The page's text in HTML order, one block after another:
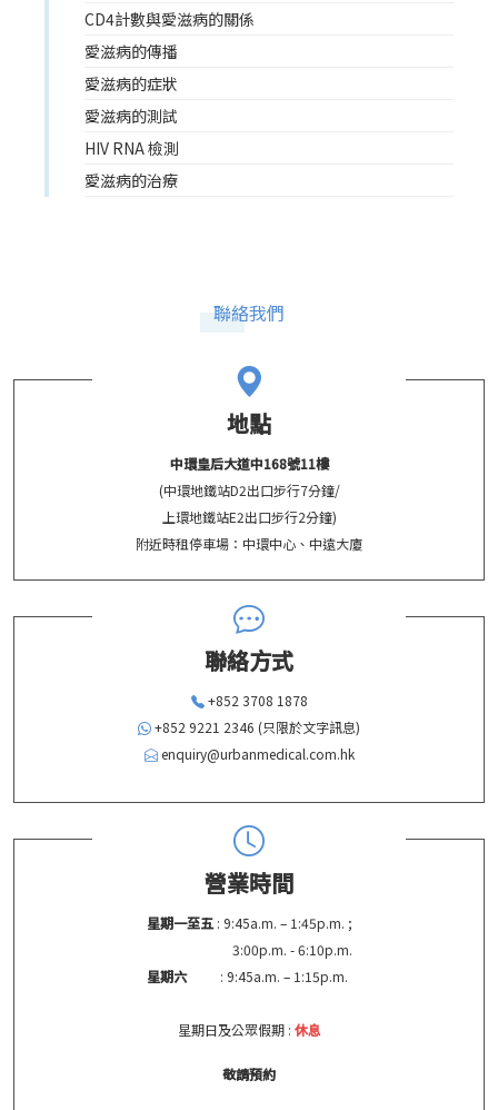
CD4計數與愛滋病的關係
愛滋病的傳播
愛滋病的症狀
愛滋病的測試
HIV RNA 檢測
愛滋病的治療
聯絡我們
地點
中環皇后大道中168號11樓
(中環地鐵站D2出口步行7分鐘/
上環地鐵站E2出口步行2分鐘)
附近時租停車場：中環中心、中遠大廈
聯絡方式
+852 3708 1878
+852 9221 2346 (只限於文字訊息)
enquiry@urbanmedical.com.hk
營業時間
星期一至五: 9:45a.m. – 1:45p.m. ;
3:00p.m. - 6:10p.m.
星期六
: 9:45a.m. – 1:15p.m.
星期日及公眾假期 : 休息
敬請預約